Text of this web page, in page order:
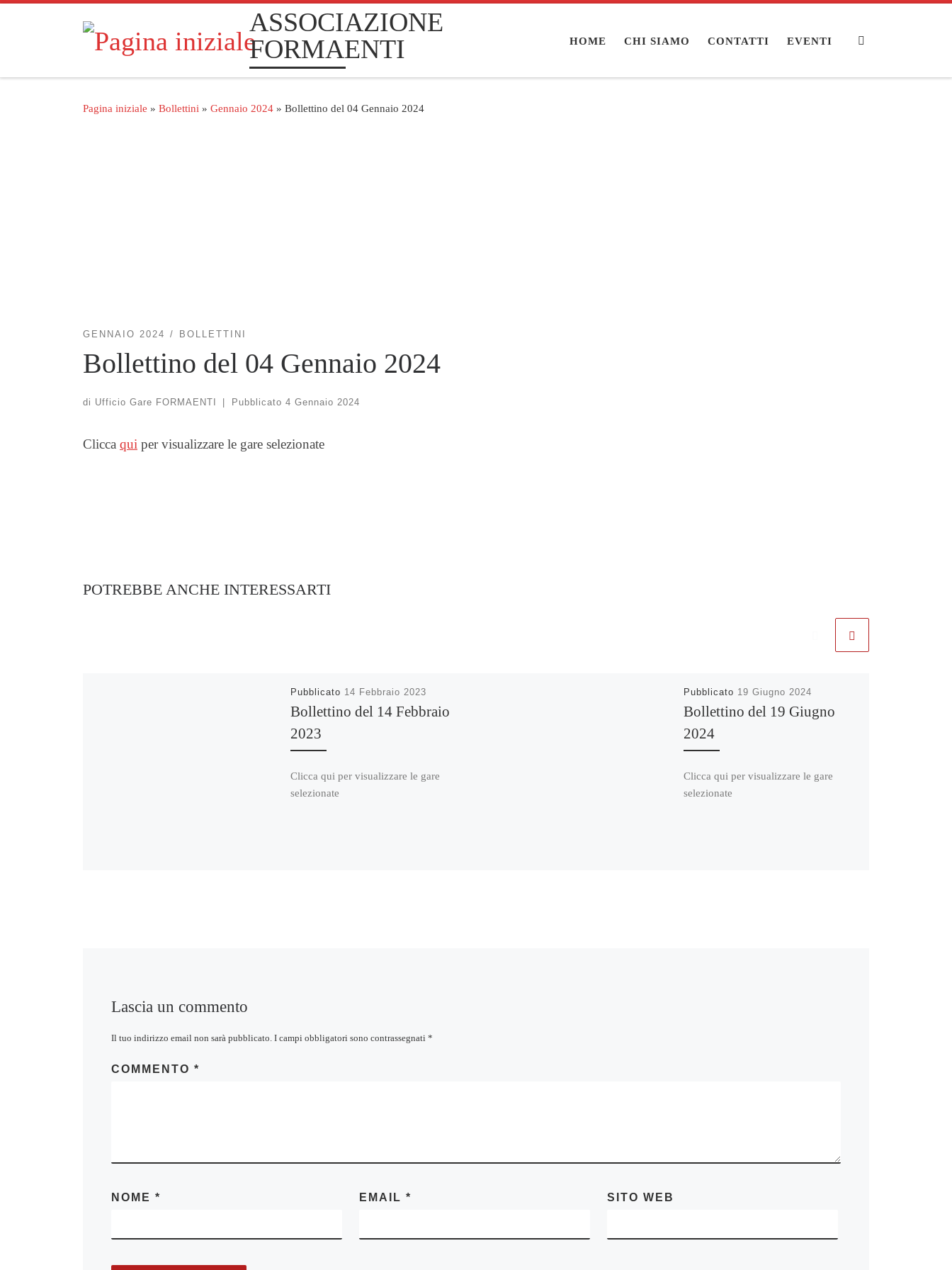
Passa al contenuto
ASSOCIAZIONE
FORMAENTI
HOME CHI SIAMO CONTATTI EVENTI
Pagina iniziale » Bollettini » Gennaio 2024 » Bollettino del 04 Gennaio 2024
GENNAIO 2024 BOLLETTINI
Bollettino del 04 Gennaio 2024
di Ufficio Gare FORMAENTI Pubblicato 4 Gennaio 2024
Clicca qui per visualizzare le gare selezionate
POTREBBE ANCHE INTERESSARTI
Pubblicato 14 Febbraio 2023
Bollettino del 14 Febbraio
2023
Clicca qui per visualizzare le gare
selezionate
Pubblicato 19 Giugno 2024
Bollettino del 19 Giugno
2024
Clicca qui per visualizzare le gare
selezionate
Lascia un commento
Il tuo indirizzo email non sarà pubblicato. I campi obbligatori sono contrassegnati *
COMMENTO *
NOME * EMAIL * SITO WEB